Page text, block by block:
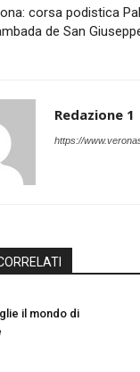
corsa podistica
de San
Redazione 1
https://
il mondo di